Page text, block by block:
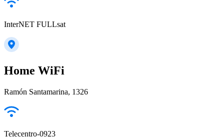
InterNET FULLsat
Home WiFi
Ramón Santamarina, 1326
Telecentro-0923